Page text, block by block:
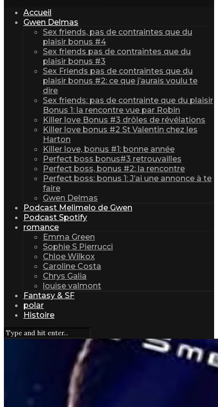
Accueil
Gwen Delmas
Sex friends, pas de contraintes que du
plaisir bonus #4
Sex friends pas de contraintes que du
plaisir bonus #3
Sex Friends pas de contraintes que du
plaisir bonus #2: ce que j’aurais voulu te
dire
Sex friends: pas de contrainte que du plaisir
Bonus 1: la rencontre vue par Robin
Killer love Bonus #3 drôles de révélations
Killer love bonus #2 St Valentin chez les
Harton
Killer love, bonus #1: bonne année
Perfect boss bonus#3 retrouvailles
Perfect boss, bonus #2: la rencontre
Perfect boss: bonus 1: J’ai une annonce à te
faire
Gwen Delmas
Podcast Melimelo de Gwen
Podcast Spotify
romance
Emma Green
Sophie S Pierrucci
Chloe Wilkox
Caroline Costa
Chrys Galia
louise valmont
Fantasy & SF
polar
Histoire